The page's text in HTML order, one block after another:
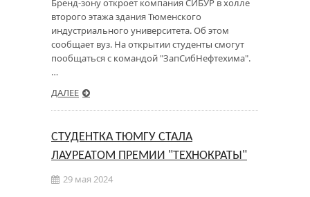
Бренд-зону откроет компания СИБУР в холле
второго этажа здания Тюменского
индустриального университета. Об этом
сообщает вуз. На открытии студенты смогут
пообщаться с командой "ЗапСибНефтехима".
…
ДАЛЕЕ
СТУДЕНТКА ТЮМГУ СТАЛА
ЛАУРЕАТОМ ПРЕМИИ "ТЕХНОКРАТЫ"
29 мая 2024